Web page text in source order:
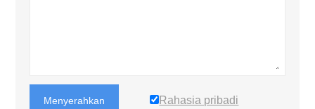
Menyerahkan Rahasia pribadi